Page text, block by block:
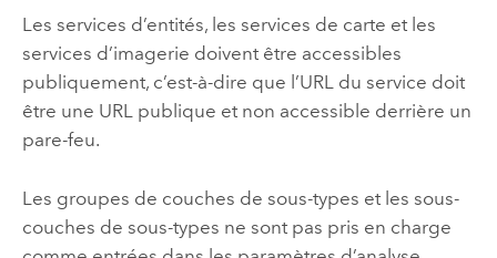
Les services d’entités, les services de carte et les
services d’imagerie doivent être accessibles
publiquement, c’est-à-dire que l’URL du service doit
être une URL publique et non accessible derrière un
pare-feu.
Les groupes de couches de sous-types et les sous-
couches de sous-types ne sont pas pris en charge